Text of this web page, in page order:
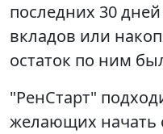
последних 30
вкладов или
остаток по ним
"РенСтарт"
желающих начать